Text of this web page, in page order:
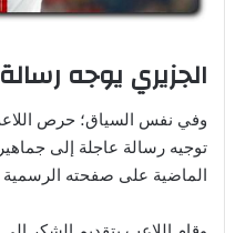
الجزيري يوجه
وفي نفس السياق؛ حرص
توجيه رسالة عاجلة إلى جماهير
الماضية على صفحته